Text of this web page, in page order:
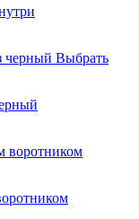
Выбрать